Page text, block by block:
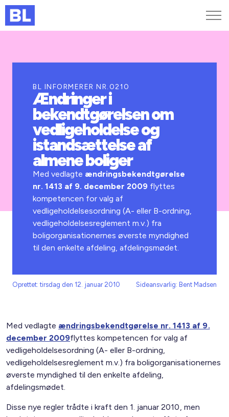
Kurser og arrangementer
Jobportalen
BL INFORMERER NR.0210
Ændringer i
bekendtgørelsen om
vedligeholdelse og
istandsættelse af
almene boliger
Med vedlagte ændringsbekendtgørelse
nr. 1413 af 9. december 2009 flyttes
kompetencen for valg af
vedligeholdelsesordning (A- eller B-ordning,
vedligeholdelsesreglement m.v.) fra
boligorganisationernes øverste myndighed
til den enkelte afdeling, afdelingsmødet.
Oprettet: tirsdag den 12. januar 2010 Sideansvarlig: Bent Madsen
Med vedlagte ændringsbekendtgørelse nr. 1413 af 9.
december 2009flyttes kompetencen for valg af
vedligeholdelsesordning (A- eller B-ordning,
vedligeholdelsesreglement m.v.) fra boligorganisationernes
øverste myndighed til den enkelte afdeling,
afdelingsmødet.
Disse nye regler trådte i kraft den 1. januar 2010, men